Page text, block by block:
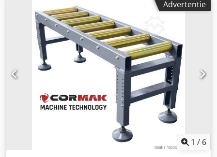
productielijnen en bij bewerkingsmachines. De robuuste
constructie, de nauwkeurig gelagerde rollen en een
draagvermogen van maximaal 2000 kg maken het een
onmisbaar hulpmiddel in veeleisende industriële
omgevingen. Belangrijkste voordelen van de machine: *
Hoog draagvermogen: een draagvermogen van 2 ton maakt
het mogelijk om zware metalen onderdelen te verwerken.
* 10 gelagerde stalen rollen met een diameter van 90 mm:
zorgt voor een soepele geleiding van het onderdeel zonder
haperingen. * Hoogteverstelling van 545–855 mm:
aanpasbaar aan de werkplek. * Werkbreedte van 600 mm:
geschikt voor het werken met brede en niet-standaard
formaten. Cjdpsvu S T Tefx Ah Ssrf * Stabiele stalen
constructie, bestand tegen torsie en vervorming.
Constructie en technologie: De rollenbaan is uitgerust met
Advertentie
1 / 6